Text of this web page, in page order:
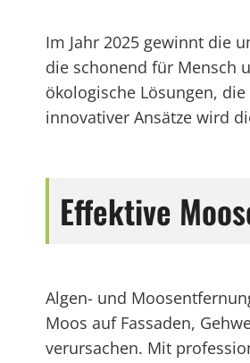
Im Jahr 2025 gewinnt die
die schonend für Mensch
ökologische Lösungen,
innovativer Ansätze wird
Effektive
Algen- und
Moos auf Fassaden,
verursachen. Mit